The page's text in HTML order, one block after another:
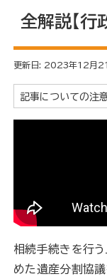
全解説【行
更新日: 2023年12月
記事についての注
相続手続きを行
めた遺産分割協議